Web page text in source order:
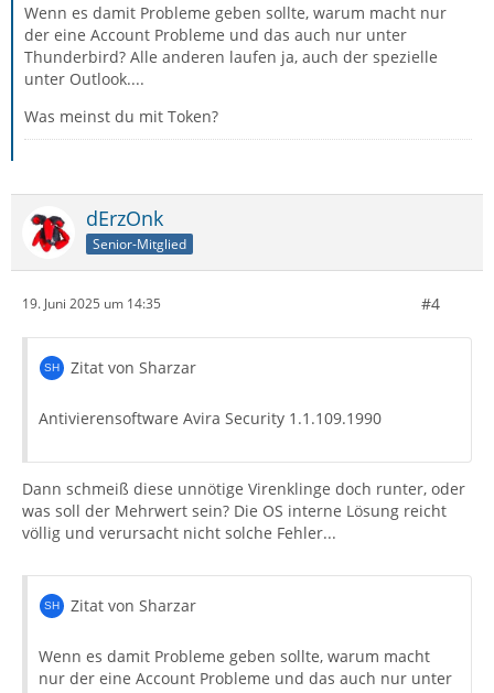
Wenn es damit Probleme geben sollte, warum macht nur
der eine Account Probleme und das auch nur unter
Thunderbird? Alle anderen laufen ja, auch der spezielle
unter Outlook....
Was meinst du mit Token?
dErzOnk
Senior-Mitglied
19. Juni 2025 um 14:35 #4
Zitat von Sharzar
Antivierensoftware Avira Security 1.1.109.1990
Dann schmeiß diese unnötige Virenklinge doch runter, oder
was soll der Mehrwert sein? Die OS interne Lösung reicht
völlig und verursacht nicht solche Fehler...
Zitat von Sharzar
Wenn es damit Probleme geben sollte, warum macht
nur der eine Account Probleme und das auch nur unter